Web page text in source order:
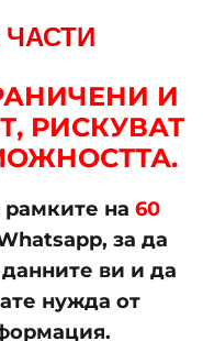
И
РИСКУВАТ
на 60
за да
ви и да
нужда от